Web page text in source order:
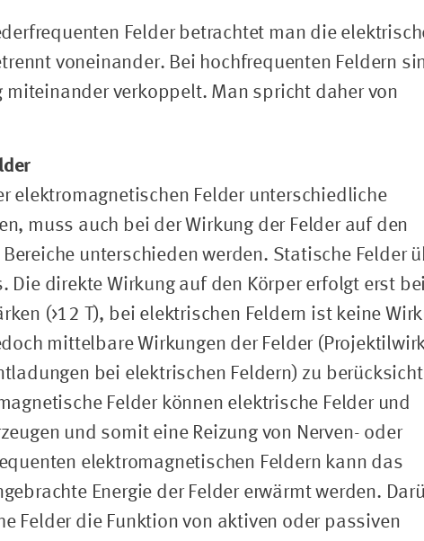
Felder betrachtet man die
voneinander. Bei hochfrequenten Feldern
miteinander verkoppelt. Man spricht daher von
elektromagnetischen Felder unterschiedliche
muss auch bei der Wirkung der Felder auf den
unterschieden werden. Statische Felder
Die direkte Wirkung auf den Körper erfolgt erst
(>12 T), bei elektrischen Feldern ist keine
mittelbare Wirkungen der Felder
bei elektrischen Feldern) zu
Felder können elektrische Felder und
und somit eine Reizung von Nerven- oder
elektromagnetischen Feldern kann das
Energie der Felder erwärmt werden.
Felder die Funktion von aktiven oder passiven